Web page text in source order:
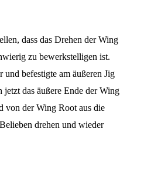
dass das Drehen der Wing
zu bewerkstelligen ist.
und befestigte am äußeren Jig
jetzt das äußere Ende der Wing
von der Wing Root aus die
drehen und wieder